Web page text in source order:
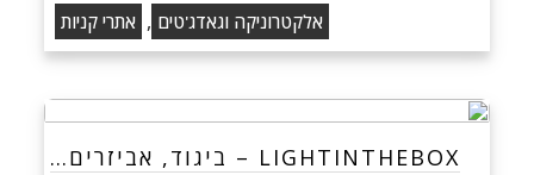
אלקטרוניקה וגאדג'טים , אתרי קניות
LIGHTINTHEBOX – ביגוד, אביזרים…